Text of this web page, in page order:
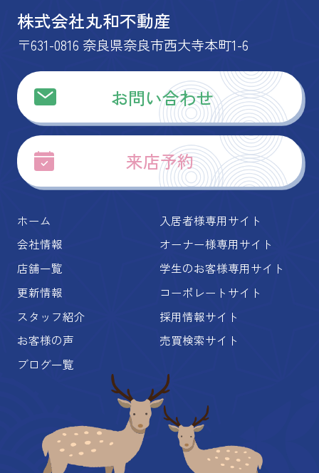
株式会社丸和不動産
〒631-0816 奈良県奈良市西大寺本町1-6
お問い合わせ
来店予約
ホーム
会社情報
店舗一覧
更新情報
スタッフ紹介
お客様の声
ブログ一覧
入居者様専用サイト
オーナー様専用サイト
学生のお客様専用サイト
コーポレートサイト
採用情報サイト
売買検索サイト